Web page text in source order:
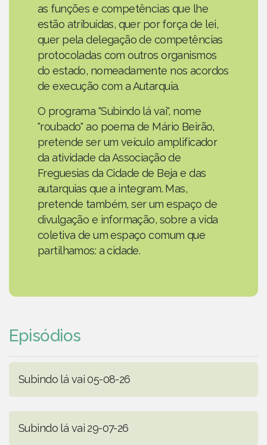
as funções e competências que lhe
estão atribuídas, quer por força de lei,
quer pela delegação de competências
protocoladas com outros organismos
do estado, nomeadamente nos acordos
de execução com a Autarquia.
O programa "Subindo lá vai", nome
"roubado" ao poema de Mário Beirão,
pretende ser um veículo amplificador
da atividade da Associação de
Freguesias da Cidade de Beja e das
autarquias que a integram. Mas,
pretende também, ser um espaço de
divulgação e informação, sobre a vida
coletiva de um espaço comum que
partilhamos: a cidade.
Episódios
Subindo lá vai 05-08-26
Subindo lá vai 29-07-26